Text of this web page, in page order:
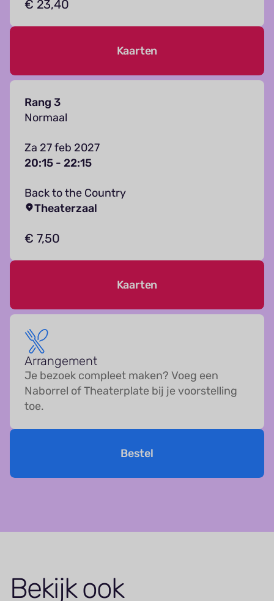
€ 23,40
Kaarten
Rang 3
Normaal
Za 27 feb 2027
20:15 - 22:15
Back to the Country
Theaterzaal
€ 7,50
Kaarten
Arrangement
Je bezoek compleet maken? Voeg een
Naborrel of Theaterplate bij je voorstelling
toe.
Bestel
Bekijk ook